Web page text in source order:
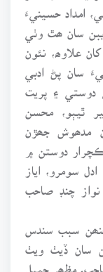
امداد حسينيءَ
سان ھٿ وٺي
علاوھ، نئون
سان پڻ ادبي
دوستي ۽ پريت
ٿيٻو، محسن
مدھوش جھڙن
دوستن ۾
سومرو، اياز
چنڊ صاحب
سبب سندس
سان ڏيٺ ويٺ
مظھر جميل